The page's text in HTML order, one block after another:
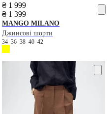
₴ 1 999
₴ 1 399
MANGO MILANO
Джинсові шорти
3436384042